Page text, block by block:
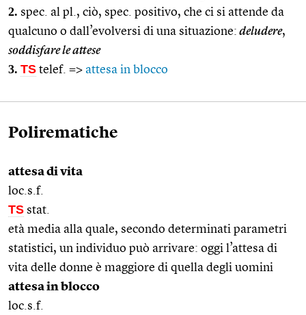
2. spec. al pl., ciò, spec. positivo, che ci si attende da
qualcuno o dall’evolversi di una situazione: deludere,
soddisfare le attese
3. TS telef. => attesa in blocco
Polirematiche
attesa di vita
loc.s.f.
TS stat.
età media alla quale, secondo determinati parametri
statistici, un individuo può arrivare: oggi l’attesa di
vita delle donne è maggiore di quella degli uomini
attesa in blocco
loc.s.f.